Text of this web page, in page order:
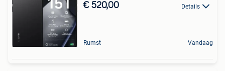
€ 520,00 Details
Rumst Vandaag